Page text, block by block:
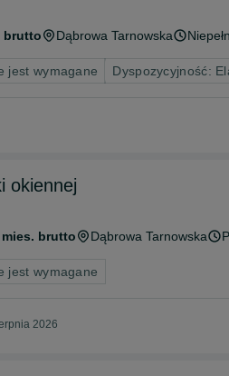
brutto Dąbrowa Tarnowska
jest wymagane Dyspozycyjność:
okiennej
mies. brutto Dąbrowa Tarnowska
jest wymagane
2026